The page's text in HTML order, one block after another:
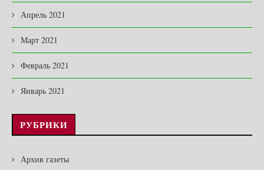
Апрель 2021
Март 2021
Февраль 2021
Январь 2021
РУБРИКИ
Архив газеты